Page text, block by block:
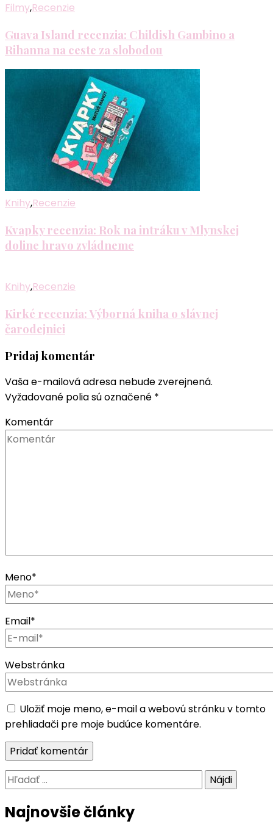
Filmy,Recenzie
Guava Island recenzia: Childish Gambino a
Rihanna na ceste za slobodou
Knihy,Recenzie
Kvapky recenzia: Rok na intráku v Mlynskej
doline hravo zvládneme
Knihy,Recenzie
Kirké recenzia: Výborná kniha o slávnej
čarodejnici
Pridaj komentár
Vaša e-mailová adresa nebude zverejnená.
Vyžadované polia sú označené *
Komentár
Meno*
Email*
Webstránka
Uložiť moje meno, e-mail a webovú stránku v tomto
prehliadači pre moje budúce komentáre.
Hľadať:
Najnovšie články